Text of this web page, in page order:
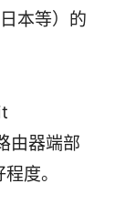
本等）的
由器端部
度。